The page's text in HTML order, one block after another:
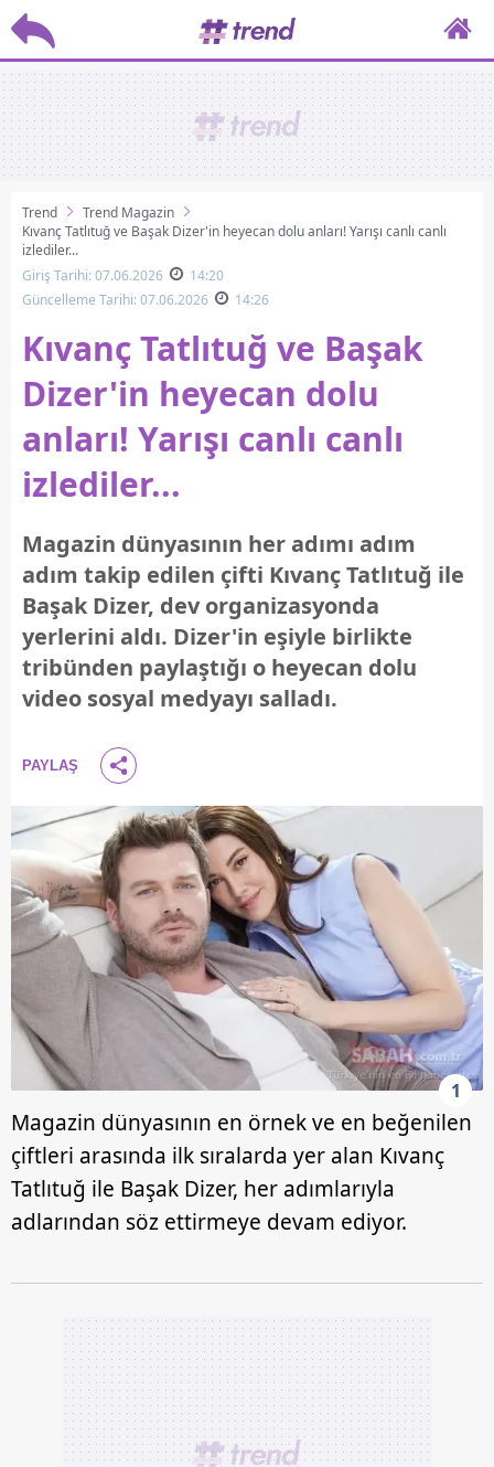
Trend
Trend Magazin
Kıvanç Tatlıtuğ ve Başak Dizer'in heyecan dolu anları! Yarışı canlı canlı
izlediler...
Giriş Tarihi: 07.06.2026
14:20
Güncelleme Tarihi: 07.06.2026
14:26
Kıvanç Tatlıtuğ ve Başak
Dizer'in heyecan dolu
anları! Yarışı canlı canlı
izlediler...
Magazin dünyasının her adımı adım
adım takip edilen çifti Kıvanç Tatlıtuğ ile
Başak Dizer, dev organizasyonda
yerlerini aldı. Dizer'in eşiyle birlikte
tribünden paylaştığı o heyecan dolu
video sosyal medyayı salladı.
PAYLAŞ
1
Magazin dünyasının en örnek ve en beğenilen
çiftleri arasında ilk sıralarda yer alan Kıvanç
Tatlıtuğ ile Başak Dizer, her adımlarıyla
adlarından söz ettirmeye devam ediyor.